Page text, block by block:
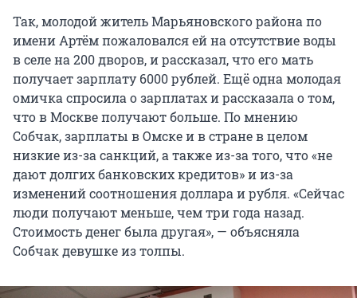
Так, молодой житель Марьяновского района по
имени Артём пожаловался ей на отсутствие воды
в селе на 200 дворов, и рассказал, что его мать
получает зарплату 6000 рублей. Ещё одна молодая
омичка спросила о зарплатах и рассказала о том,
что в Москве получают больше. По мнению
Собчак, зарплаты в Омске и в стране в целом
низкие из-за санкций, а также из-за того, что «не
дают долгих банковских кредитов» и из-за
изменений соотношения доллара и рубля. «Сейчас
люди получают меньше, чем три года назад.
Стоимость денег была другая», — объясняла
Собчак девушке из толпы.